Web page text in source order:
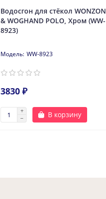
Водосгон для стёкол WONZON
& WOGHAND POLO, Хром (WW-
8923)
WW-8923
3830 ₽
В корзину